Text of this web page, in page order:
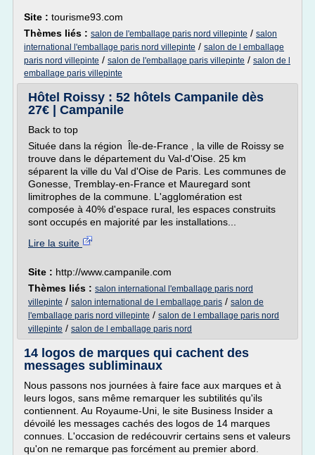
Site : tourisme93.com
Thèmes liés : salon de l'emballage paris nord villepinte / salon
international l'emballage paris nord villepinte / salon de l emballage
paris nord villepinte / salon de l'emballage paris villepinte / salon de l
emballage paris villepinte
Hôtel Roissy : 52 hôtels Campanile dès
27€ | Campanile
Back to top
Située dans la région Île-de-France , la ville de Roissy se
trouve dans le département du Val-d'Oise. 25 km
séparent la ville du Val d'Oise de Paris. Les communes de
Gonesse, Tremblay-en-France et Mauregard sont
limitrophes de la commune. L'agglomération est
composée à 40% d'espace rural, les espaces construits
sont occupés en majorité par les installations...
Lire la suite
Site : http://www.campanile.com
Thèmes liés : salon international l'emballage paris nord
villepinte / salon international de l emballage paris / salon de
l'emballage paris nord villepinte / salon de l emballage paris nord
villepinte / salon de l emballage paris nord
14 logos de marques qui cachent des
messages subliminaux
Nous passons nos journées à faire face aux marques et à
leurs logos, sans même remarquer les subtilités qu'ils
contiennent. Au Royaume-Uni, le site Business Insider a
dévoilé les messages cachés des logos de 14 marques
connues. L'occasion de redécouvrir certains sens et valeurs
qu'on ne remarque pas forcément au premier abord.